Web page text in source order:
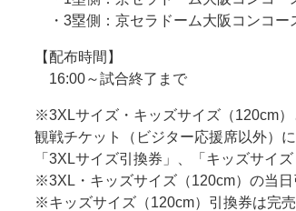
・3塁側：京セラドーム大阪コンコー
【配布時間】
16:00～試合終了まで
※3XLサイズ・キッズサイズ（120cm）
観戦チケット（ビジター応援席以外）
「3XLサイズ引換券」、「キッズサイ
※3XL・キッズサイズ（120cm）の当日
※キッズサイズ（120cm）引換券は完売